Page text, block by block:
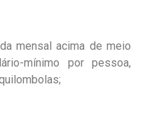
mensal acima de meio
mínimo por pessoa,